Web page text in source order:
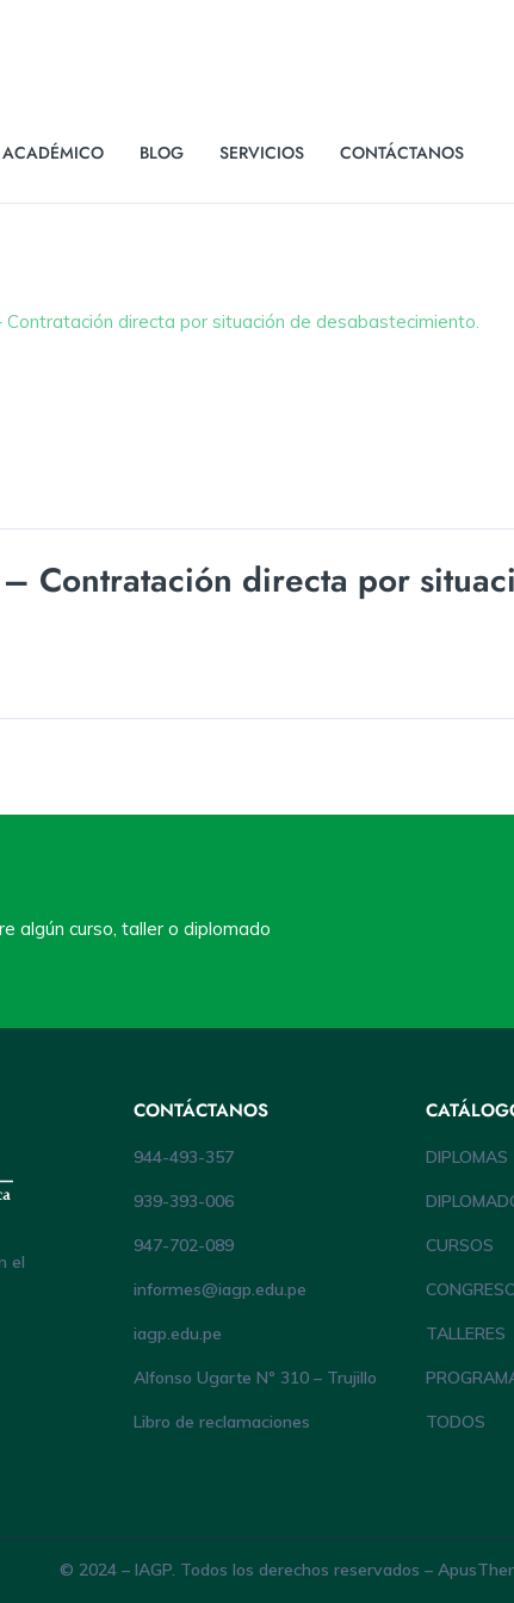
BLOG SERVICIOS CONTÁCTANOS
directa por situación de desabastecimiento.
Contratación directa por
algún curso, taller o diplomado
el
CONTÁCTANOS
944-493-357
939-393-006
947-702-089
informes@iagp.edu.pe
iagp.edu.pe
Alfonso Ugarte Nº 310 – Trujillo
Libro de reclamaciones
DIPLOMAS
CURSOS
TALLERES
TODOS
© 2024 – IAGP. Todos los derechos reservados –